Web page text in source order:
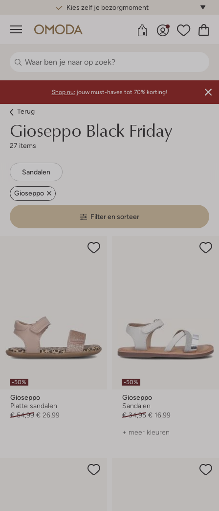
Gratis standaard verzending*
Menu
Shop nu: jouw must-haves tot 70% korting!
Terug
Gioseppo Black Friday
27 items
Sandalen
Gioseppo
Filter en sorteer
-50%
Gioseppo
Platte sandalen
€ 54,99 € 26,99
-50%
Gioseppo
Sandalen
€ 34,95 € 16,99
+ meer kleuren